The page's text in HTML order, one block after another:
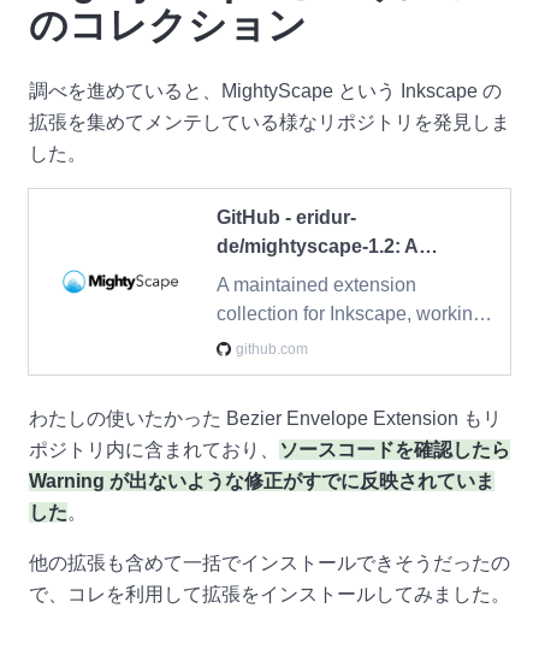
のコレクション
調べを進めていると、MightyScape という Inkscape の
拡張を集めてメンテしている様なリポジトリを発見しま
した。
GitHub - eridur-
de/mightyscape-1.2: A
maintained extension
collection for Inkscape,
Linux
A maintained extension
collection for Inkscape, working
on Windows and Linux - eridur-
de/mightyscape-1.2
github.com
わたしの使いたかった Bezier Envelope Extension もリ
ポジトリ内に含まれており、
ソースコードを確認したら
Warning が出ないような修正がすでに反映されていま
した。
他の拡張も含めて一括でインストールできそうだったの
で、コレを利用して拡張をインストールしてみました。